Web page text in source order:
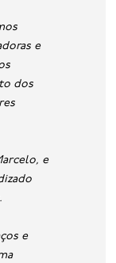
e
dos
e
e